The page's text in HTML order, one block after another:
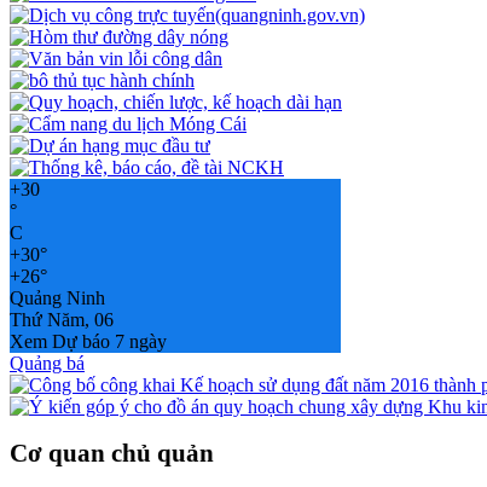
+30
°
C
+30°
+26°
Quảng Ninh
Thứ Năm, 06
Xem Dự báo 7 ngày
Quảng bá
Cơ quan chủ quản